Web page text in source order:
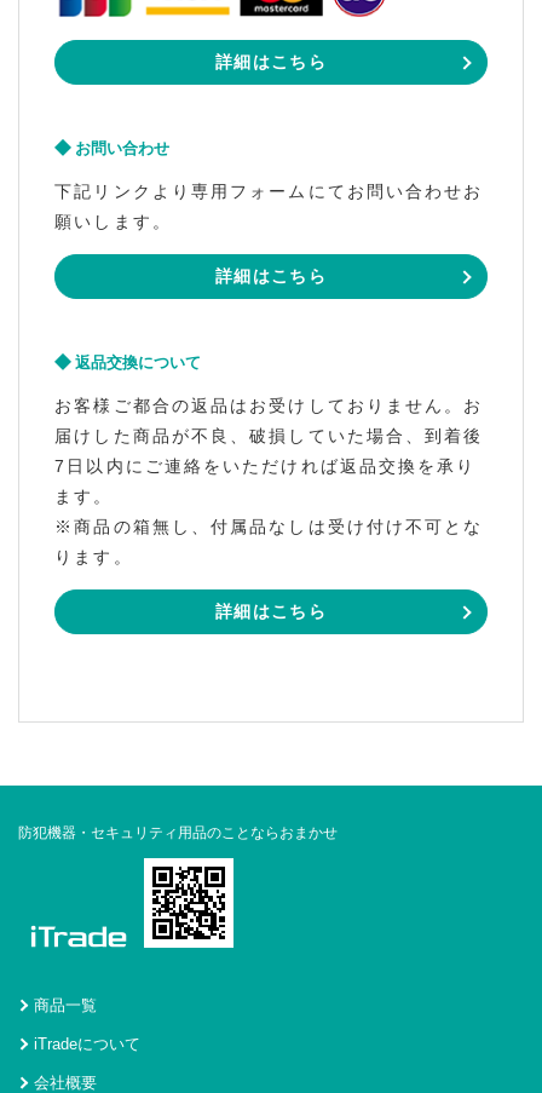
詳細はこちら
お問い合わせ
下記リンクより専用フォームにてお問い合わせお
願いします。
詳細はこちら
返品交換について
お客様ご都合の返品はお受けしておりません。お
届けした商品が不良、破損していた場合、到着後
7日以内にご連絡をいただければ返品交換を承り
ます。
※商品の箱無し、付属品なしは受け付け不可とな
ります。
詳細はこちら
防犯機器・セキュリティ用品のことならおまかせ
商品一覧
iTradeについて
会社概要